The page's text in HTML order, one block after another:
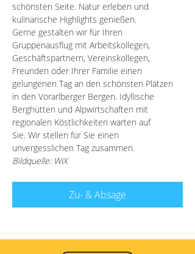
schönsten Seite. Natur erleben und
kulinarische Highlights genießen.
Gerne gestalten wir für Ihren
Gruppenausflug mit Arbeitskollegen,
Geschäftspartnern, Vereinskollegen,
Freunden oder Ihrer Familie einen
gelungenen Tag an den schönsten Plätzen
in den Vorarlberger Bergen. Idyllische
Berghütten und Alpwirtschaften mit
regionalen Köstlichkeiten warten auf
Sie. Wir stellen für Sie einen
unvergesslichen Tag zusammen.
Bildquelle: WiX
Zu- & Absage